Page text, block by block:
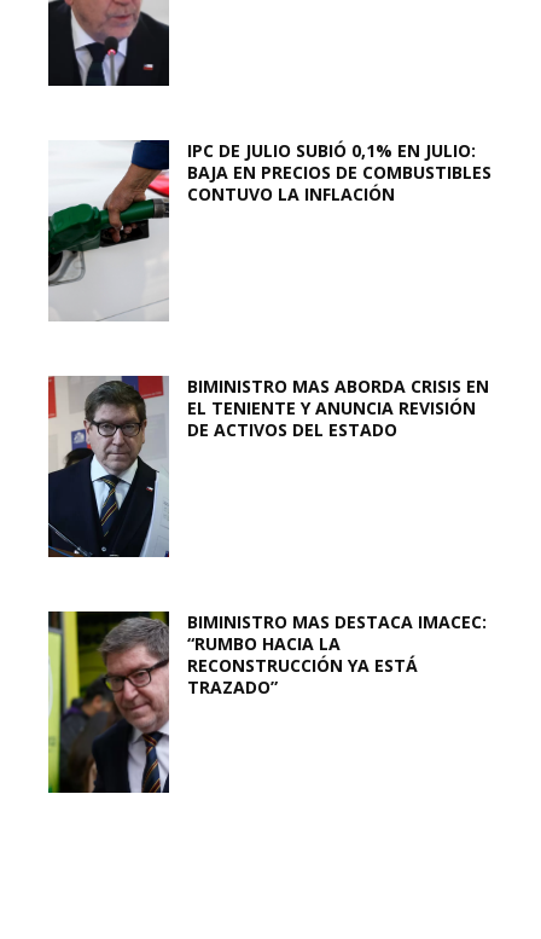
IPC DE JULIO SUBIÓ 0,1% EN JULIO:
BAJA EN PRECIOS DE COMBUSTIBLES
CONTUVO LA INFLACIÓN
BIMINISTRO MAS ABORDA CRISIS EN
EL TENIENTE Y ANUNCIA REVISIÓN
DE ACTIVOS DEL ESTADO
BIMINISTRO MAS DESTACA IMACEC:
“RUMBO HACIA LA
RECONSTRUCCIÓN YA ESTÁ
TRAZADO”